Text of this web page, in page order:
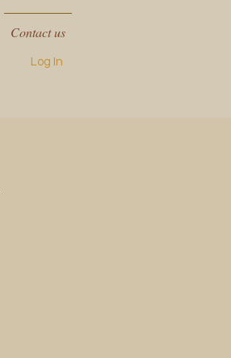
Contact us
Log In